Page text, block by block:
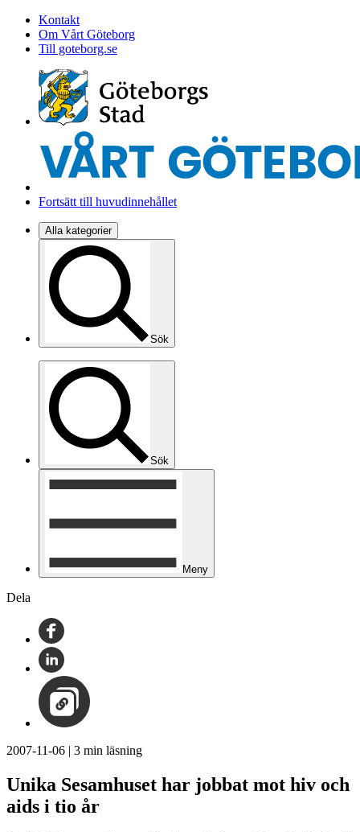
Kontakt
Om Vårt Göteborg
Till goteborg.se
Fortsätt till huvudinnehållet
Alla kategorier
Sök
Sök
Meny
Dela
2007-11-06 | 3 min läsning
Unika Sesamhuset har jobbat mot hiv och
aids i tio år